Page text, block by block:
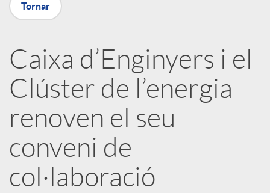
X
a
r
x
e
Tornar
Caixa d’Enginyers i el
Clúster de l’energia
renoven el seu
conveni de
col·laboració